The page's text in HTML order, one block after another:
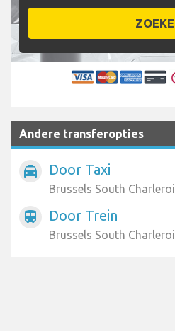
Andere transferopties
local_taxi Door Taxi
Brussels South
train Door Trein
Brussels South